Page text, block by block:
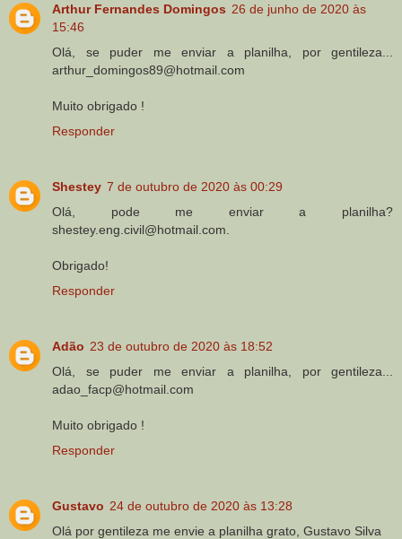
Arthur Fernandes Domingos 26 de junho de 2020 às
15:46
Olá, se puder me enviar a planilha, por gentileza...
arthur_domingos89@hotmail.com
Muito obrigado !
Responder
Shestey 7 de outubro de 2020 às 00:29
Olá, pode me enviar a planilha?
shestey.eng.civil@hotmail.com.
Obrigado!
Responder
Adão 23 de outubro de 2020 às 18:52
Olá, se puder me enviar a planilha, por gentileza...
adao_facp@hotmail.com
Muito obrigado !
Responder
Gustavo 24 de outubro de 2020 às 13:28
Olá por gentileza me envie a planilha grato, Gustavo Silva